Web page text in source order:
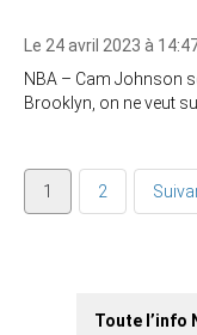
Le 24 avril 2023 à
NBA – Cam Johnson
Brooklyn, on ne veut
1 2
Toute l’info